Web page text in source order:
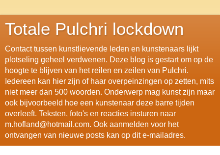
Totale Pulchri lockdown
Contact tussen kunstlievende leden en kunstenaars lijkt
plotseling geheel verdwenen. Deze blog is gestart om op de
hoogte te blijven van het reilen en zeilen van Pulchri.
Iedereen kan hier zijn of haar overpeinzingen op zetten, mits
niet meer dan 500 woorden. Onderwerp mag kunst zijn maar
ook bijvoorbeeld hoe een kunstenaar deze barre tijden
overleeft. Teksten, foto's en reacties insturen naar
m.hofland@hotmail.com. Ook aanmelden voor het
ontvangen van nieuwe posts kan op dit e-mailadres.